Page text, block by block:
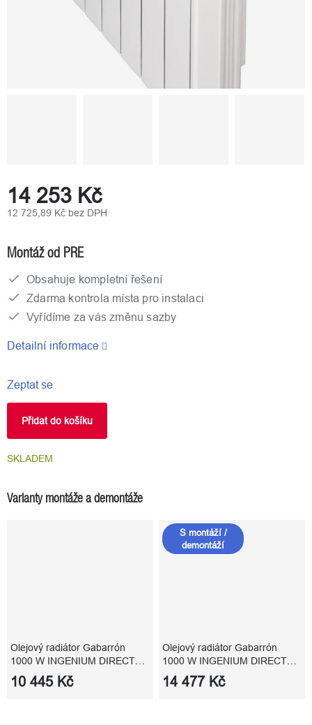
14 253 Kč
12 725,89 Kč bez DPH
SKLADEM
Přidat do košíku
Montáž od PRE
Obsahuje kompletní řešení
Zdarma kontrola místa pro instalaci
Vyřídíme za vás změnu sazby
Detailní informace
Zeptat se
Varianty montáže a demontáže
Olejový radiátor Gabarrón
1000 W INGENIUM DIRECT
RD8WDIR wifi ovládání
10 445 Kč
S montáží /
demontáží
Olejový radiátor Gabarrón
1000 W INGENIUM DIRECT
WiFi s montáží a demontáží
14 477 Kč